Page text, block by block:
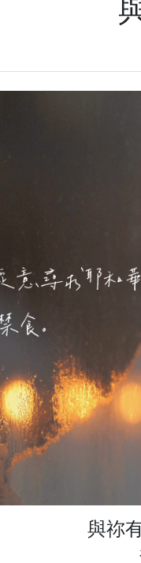
與祢